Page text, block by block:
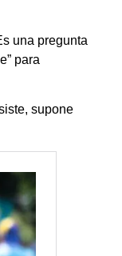
una pregunta
para
supone